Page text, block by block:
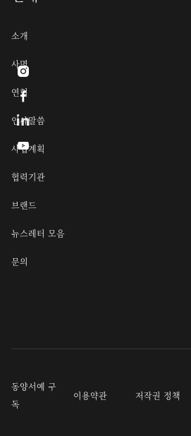
소개
사명
연혁
인사말씀
사업계획
협력기관
브랜드
뉴스레터 모음
문의
동양서예 구
독
이용약관 저작권 정책


